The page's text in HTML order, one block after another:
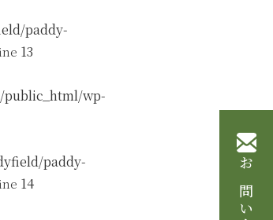
paddy-
13
wp-
paddy-
14